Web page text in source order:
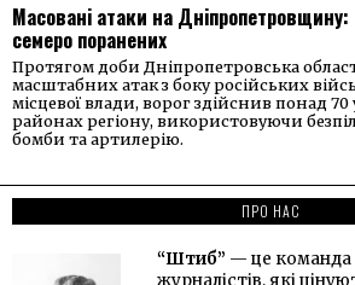
Масовані атаки на Дніпропетровщину:
семеро поранених
Протягом доби Дніпропетровська
масштабних атак з боку російських
місцевої влади, ворог здійснив понад 70
районах регіону, використовуючи
бомби та артилерію.
ПРО НАС
“Штиб” — це команда
журналістів, які